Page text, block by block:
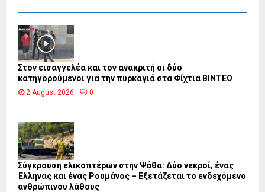
Στον εισαγγελέα και τον ανακριτή οι δύο
κατηγορούμενοι για την πυρκαγιά στα Φίχτια ΒΙΝΤΕΟ
2 August 2026 0
Σύγκρουση ελικοπτέρων στην Ψάθα: Δύο νεκροί, ένας
Έλληνας και ένας Ρουμάνος – Εξετάζεται το ενδεχόμενο
ανθρώπινου λάθους